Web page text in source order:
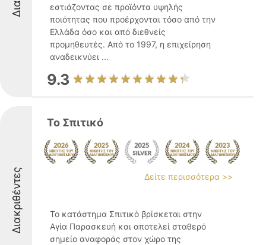
εστιάζοντας σε προϊόντα υψηλής
ποιότητας που προέρχονται τόσο από την
Ελλάδα όσο και από διεθνείς
προμηθευτές. Από το 1997, η επιχείρηση
αναδεικνύει ...
9.3
Διακριθέντες
Το Σπιτικό
Δείτε περισσότερα >>
Το κατάστημα Σπιτικό βρίσκεται στην
Αγία Παρασκευή και αποτελεί σταθερό
σημείο αναφοράς στον χώρο της